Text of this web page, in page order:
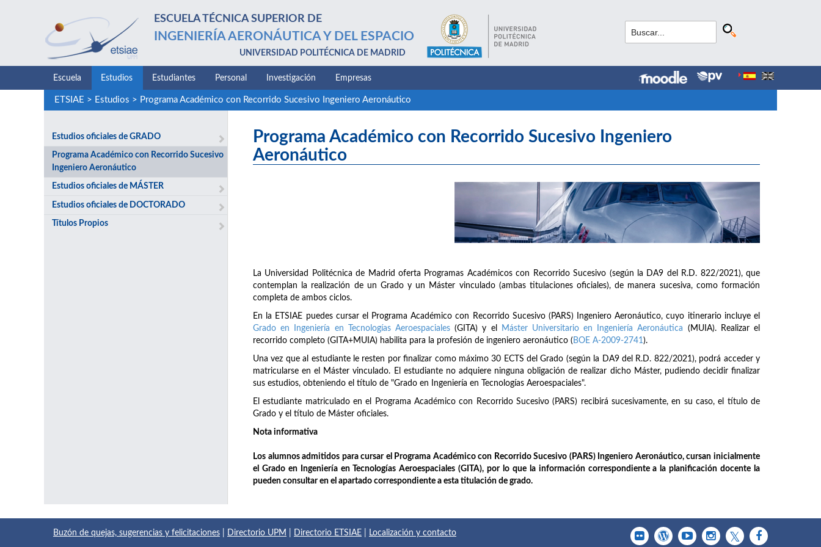
ESCUELA TÉCNICA SUPERIOR DE
INGENIERÍA AERONÁUTICA Y DEL ESPACIO
UNIVERSIDAD POLITÉCNICA DE MADRID
Escuela Estudios Estudiantes Personal Investigación Empresas
ETSIAE > Estudios > Programa Académico con Recorrido Sucesivo Ingeniero Aeronáutico
Estudios oficiales de GRADO
Programa Académico con Recorrido Sucesivo
Ingeniero Aeronáutico
Estudios oficiales de MÁSTER
Estudios oficiales de DOCTORADO
Títulos Propios
Programa Académico con Recorrido Sucesivo Ingeniero
Aeronáutico
La Universidad Politécnica de Madrid oferta Programas Académicos con Recorrido Sucesivo (según la DA9 del R.D. 822/2021), que
contemplan la realización de un Grado y un Máster vinculado (ambas titulaciones oficiales), de manera sucesiva, como formación
completa de ambos ciclos.
En la ETSIAE puedes cursar el Programa Académico con Recorrido Sucesivo (PARS) Ingeniero Aeronáutico, cuyo itinerario incluye el
Grado en Ingeniería en Tecnologías Aeroespaciales(GITA) y el Máster Universitario en Ingeniería Aeronáutica
(MUIA). Realizar el
recorrido completo (GITA+MUIA) habilita para la profesión de ingeniero aeronáutico ( BOE A-2009-2741).
Una vez que al estudiante le resten por finalizar como máximo 30 ECTS del Grado (según la DA9 del R.D. 822/2021), podrá acceder y
matricularse en el Máster vinculado. El estudiante no adquiere ninguna obligación de realizar dicho Máster, pudiendo decidir finalizar
sus estudios, obteniendo el título de "Grado en Ingeniería en Tecnologías Aeroespaciales".
El estudiante matriculado en el Programa Académico con Recorrido Sucesivo (PARS) recibirá sucesivamente, en su caso, el título de
Grado y el título de Máster oficiales.
Nota informativa
Los alumnos admitidos para cursar el Programa Académico con Recorrido Sucesivo (PARS) Ingeniero Aeronáutico, cursan inicialmente
el Grado en Ingeniería en Tecnologías Aeroespaciales (GITA), por lo que la información correspondiente a la planificación docente la
pueden consultar en el apartado correspondiente a esta titulación de grado.
Buzón de quejas, sugerencias y felicitaciones Directorio UPM Directorio ETSIAE Localización y contacto